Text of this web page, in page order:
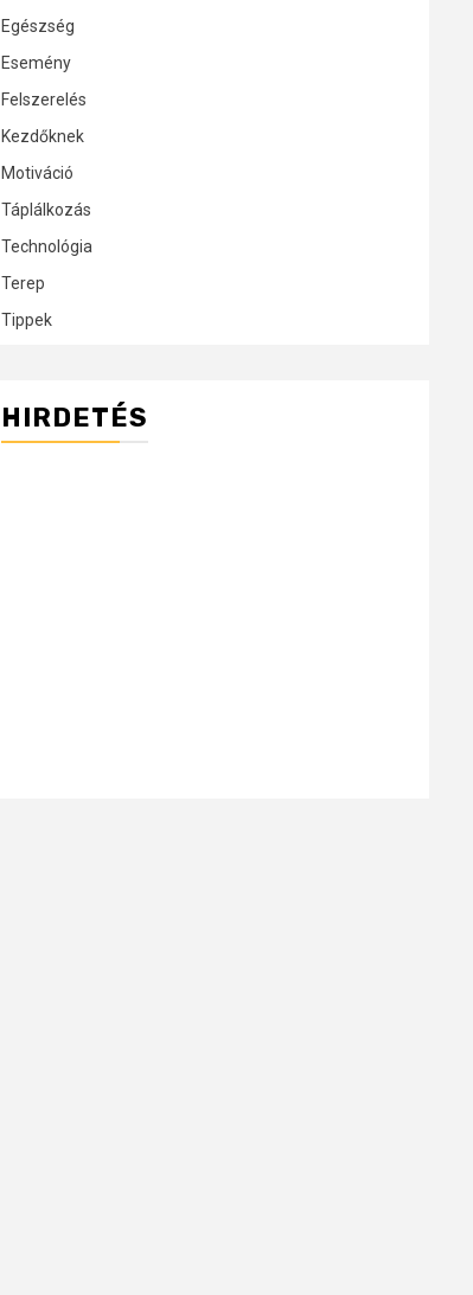
Egészség
Esemény
Felszerelés
Kezdőknek
Motiváció
Táplálkozás
Technológia
Terep
Tippek
HIRDETÉS